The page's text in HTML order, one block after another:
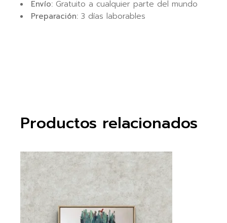
Envío: Gratuito a cualquier parte del mundo
Preparación: 3 días laborables
Productos relacionados